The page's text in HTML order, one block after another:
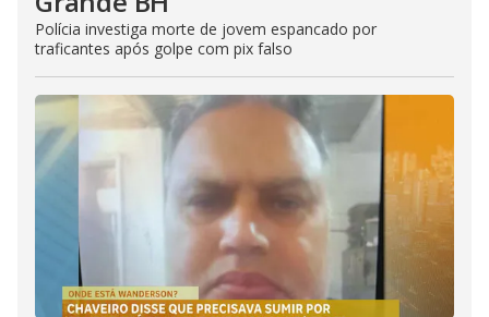
Polícia investiga morte de jovem espancado por
traficantes após golpe com pix falso